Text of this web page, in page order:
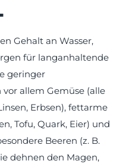
Gehalt an Wasser,
für langanhaltende
geringer
allem Gemüse (alle
Erbsen), fettarme
Tofu, Quark, Eier) und
Beeren (z. B.
dehnen den Magen,